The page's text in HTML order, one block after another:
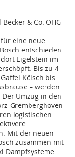
& Co. OHG
eine neue
entschieden.
Eigelstein im
Bis zu 4
Kölsch bis
– werden
Umzug in den
Gremberghoven
logistischen
Mit der neuen
zusammen mit
Dampfsysteme